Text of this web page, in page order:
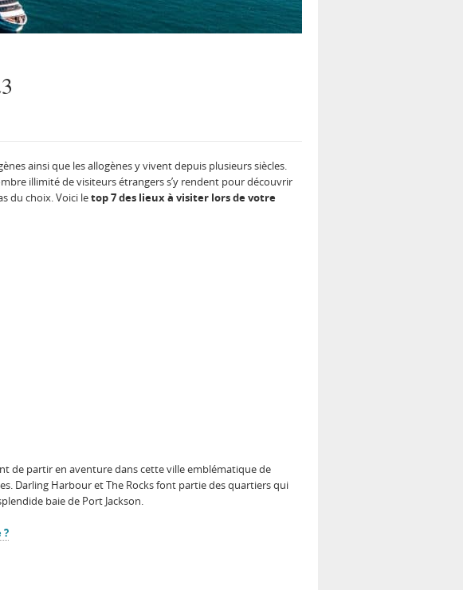
ainsi que les allogènes y vivent depuis plusieurs siècles.
illimité de visiteurs étrangers s’y rendent pour découvrir
du choix. Voici letop 7 des lieux à visiter lors de votre
de partir en aventure dans cette ville emblématique de
Darling Harbour et The Rocks font partie des quartiers qui
baie de Port Jackson.